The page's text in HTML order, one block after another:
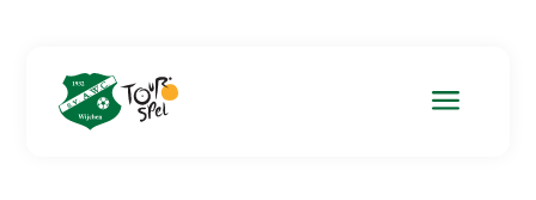
a